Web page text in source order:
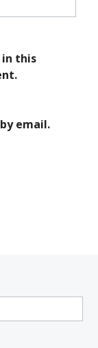
in this
email.